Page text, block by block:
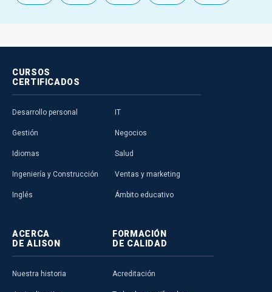
CURSOS
CERTIFICADOS
Desarrollo personal
Gestión
Idiomas
Ingeniería y Construcción
Inglés
IT
Negocios
Salud
Ventas y marketing
Ámbito educativo
ACERCA
DE ALISON
Nuestra historia
FORMACIÓN
DE CALIDAD
Acreditación